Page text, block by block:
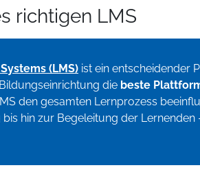
richtigen LMS
(LMS) ist ein entscheidender
die beste
den gesamten Lernprozess
hin zur Begeleitung der Lernenden